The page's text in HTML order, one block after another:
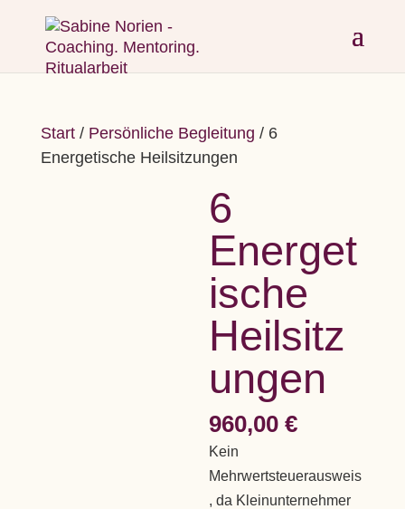
Start/ Persönliche Begleitung / 6
Energetische Heilsitzungen
6
Energet
ische
Heilsitz
ungen
960,00€
Kein
Mehrwertsteuerausweis
, da Kleinunternehmer